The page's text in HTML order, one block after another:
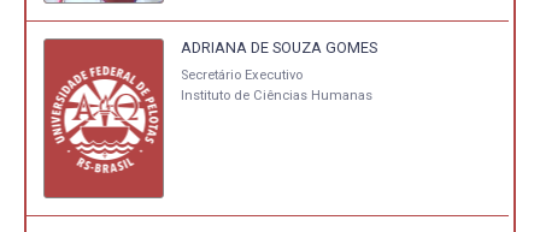
ADRIANA DE SOUZA GOMES
Secretário Executivo
Instituto de Ciências Humanas